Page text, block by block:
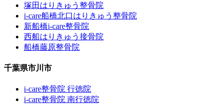
塚田はりきゅう整骨院
i-care船橋北口はりきゅう整骨院
新船橋i-care整骨院
西船はりきゅう接骨院
船橋藤原整骨院
千葉県市川市
i-care整骨院 行徳院
i-care整骨院 南行徳院